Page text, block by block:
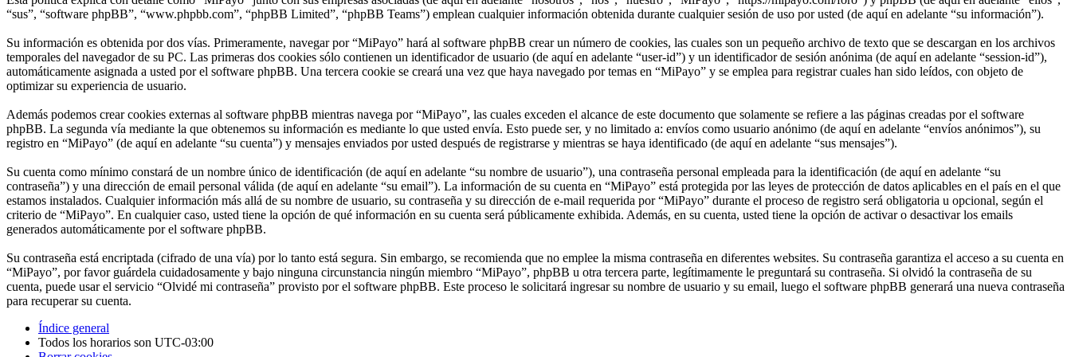
“sus”, “software phpBB”, “www.phpbb.com”, “phpBB Limited”, “phpBB Teams”) emplean cualquier información obtenida durante cualquier sesión de uso por usted (de aquí en adelante “su información”).
Su información es obtenida por dos vías. Primeramente, navegar por “MiPayo” hará al software phpBB crear un número de cookies, las cuales son un pequeño archivo de texto que se descargan en los archivos
temporales del navegador de su PC. Las primeras dos cookies sólo contienen un identificador de usuario (de aquí en adelante “user-id”) y un identificador de sesión anónima (de aquí en adelante “session-id”),
automáticamente asignada a usted por el software phpBB. Una tercera cookie se creará una vez que haya navegado por temas en “MiPayo” y se emplea para registrar cuales han sido leídos, con objeto de
optimizar su experiencia de usuario.
Además podemos crear cookies externas al software phpBB mientras navega por “MiPayo”, las cuales exceden el alcance de este documento que solamente se refiere a las páginas creadas por el software
phpBB. La segunda vía mediante la que obtenemos su información es mediante lo que usted envía. Esto puede ser, y no limitado a: envíos como usuario anónimo (de aquí en adelante “envíos anónimos”), su
registro en “MiPayo” (de aquí en adelante “su cuenta”) y mensajes enviados por usted después de registrarse y mientras se haya identificado (de aquí en adelante “sus mensajes”).
Su cuenta como mínimo constará de un nombre único de identificación (de aquí en adelante “su nombre de usuario”), una contraseña personal empleada para la identificación (de aquí en adelante “su
contraseña”) y una dirección de email personal válida (de aquí en adelante “su email”). La información de su cuenta en “MiPayo” está protegida por las leyes de protección de datos aplicables en el país en el que
estamos instalados. Cualquier información más allá de su nombre de usuario, su contraseña y su dirección de e-mail requerida por “MiPayo” durante el proceso de registro será obligatoria u opcional, según el
criterio de “MiPayo”. En cualquier caso, usted tiene la opción de qué información en su cuenta será públicamente exhibida. Además, en su cuenta, usted tiene la opción de activar o desactivar los emails
generados automáticamente por el software phpBB.
Su contraseña está encriptada (cifrado de una vía) por lo tanto está segura. Sin embargo, se recomienda que no emplee la misma contraseña en diferentes websites. Su contraseña garantiza el acceso a su cuenta en
“MiPayo”, por favor guárdela cuidadosamente y bajo ninguna circunstancia ningún miembro “MiPayo”, phpBB u otra tercera parte, legítimamente le preguntará su contraseña. Si olvidó la contraseña de su
cuenta, puede usar el servicio “Olvidé mi contraseña” provisto por el software phpBB. Este proceso le solicitará ingresar su nombre de usuario y su email, luego el software phpBB generará una nueva contraseña
para recuperar su cuenta.
Índice general
Todos los horarios son UTC-03:00